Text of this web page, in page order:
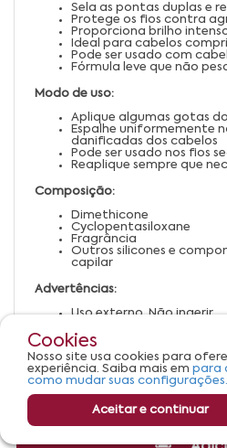
Sela as pontas duplas e
Protege os fios contra
Proporciona brilho
Ideal para cabelos
Pode ser usado com
Fórmula leve que não
Modo de uso:
Aplique algumas gotas
Espalhe uniformemente
danificadas dos cabelos
Pode ser usado nos fios
Reaplique sempre que
Composição:
Dimethicone
Cyclopentasiloxane
Fragrância
Outros silicones e
capilar
Advertências:
Uso externo. Não ingerir
enxágue com água
Suspenda o uso em caso
Mantenha fora do
Armazene em local
Cookies
Nosso site usa cookies para
experiência. Saiba mais em para
como mudar suas configurações.
Aceitar e continuar